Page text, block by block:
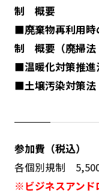
制 概要
■廃棄物再利用時
制 概要（廃掃法
■温暖化対策推
■土壌汚染対策法
参加費（税込）
各個別規制
※ビジネスアンド